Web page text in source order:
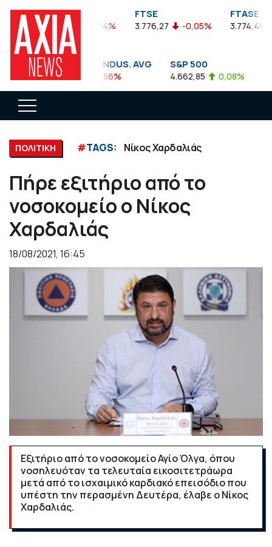
FTSEA
899,47 -0,04%
FTSE
3.776,27 -0,05%
FTASE
3.774,48
DOW JONES INDUS. AVG
35.911,81 -0,56%
S&P 500
4.662,85 0,08%
ΠΟΛΙΤΙΚΗ #TAGS: Νίκος Χαρδαλιάς
Πήρε εξιτήριο από το
νοσοκομείο ο Νίκος
Χαρδαλιάς
18/08/2021, 16:45
Εξιτήριο από το νοσοκομείο Αγίο Όλγα, όπου
νοσηλευόταν τα τελευταία εικοσιτετράωρα
μετά από το ισχαιμικό καρδιακό επεισόδιο που
υπέστη την περασμένη Δευτέρα, έλαβε ο Νίκος
Χαρδαλιάς.